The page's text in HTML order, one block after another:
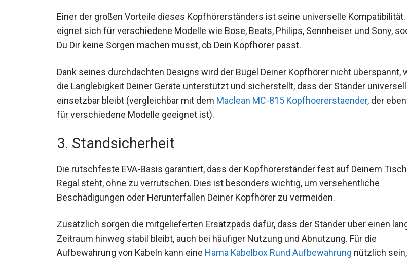
Einer der großen Vorteile dieses Kopfhörerständers ist seine universelle Kompatibilität.
eignet sich für verschiedene Modelle wie Bose, Beats, Philips, Sennheiser und Sony,
Du Dir keine Sorgen machen musst, ob Dein Kopfhörer passt.
Dank seines durchdachten Designs wird der Bügel Deiner Kopfhörer nicht überspannt,
die Langlebigkeit Deiner Geräte unterstützt und sicherstellt, dass der Ständer universell
einsetzbar bleibt (vergleichbar mit dem Maclean MC-815 Kopfhoererstaender, der
für verschiedene Modelle geeignet ist).
3. Standsicherheit
Die rutschfeste EVA-Basis garantiert, dass der Kopfhörerständer fest auf Deinem
Regal steht, ohne zu verrutschen. Dies ist besonders wichtig, um versehentliche
Beschädigungen oder Herunterfallen Deiner Kopfhörer zu vermeiden.
Zusätzlich sorgen die mitgelieferten Ersatzpads dafür, dass der Ständer über einen
Zeitraum hinweg stabil bleibt, auch bei häufiger Nutzung und Abnutzung. Für die
Aufbewahrung von Kabeln kann eine Hama Kabelbox Rund Aufbewahrung nützlich